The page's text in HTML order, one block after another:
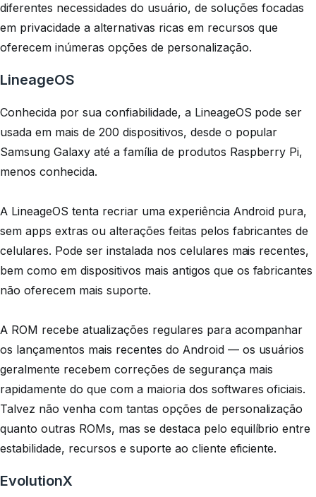
diferentes necessidades do usuário, de soluções focadas
em privacidade a alternativas ricas em recursos que
oferecem inúmeras opções de personalização.
LineageOS
Conhecida por sua confiabilidade, a LineageOS pode ser
usada em mais de 200 dispositivos, desde o popular
Samsung Galaxy até a família de produtos Raspberry Pi,
menos conhecida.
A LineageOS tenta recriar uma experiência Android pura,
sem apps extras ou alterações feitas pelos fabricantes de
celulares. Pode ser instalada nos celulares mais recentes,
bem como em dispositivos mais antigos que os fabricantes
não oferecem mais suporte.
A ROM recebe atualizações regulares para acompanhar
os lançamentos mais recentes do Android — os usuários
geralmente recebem correções de segurança mais
rapidamente do que com a maioria dos softwares oficiais.
Talvez não venha com tantas opções de personalização
quanto outras ROMs, mas se destaca pelo equilíbrio entre
estabilidade, recursos e suporte ao cliente eficiente.
EvolutionX